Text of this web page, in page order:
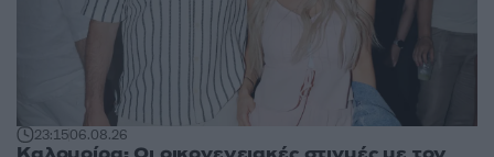
23:1506.08.26